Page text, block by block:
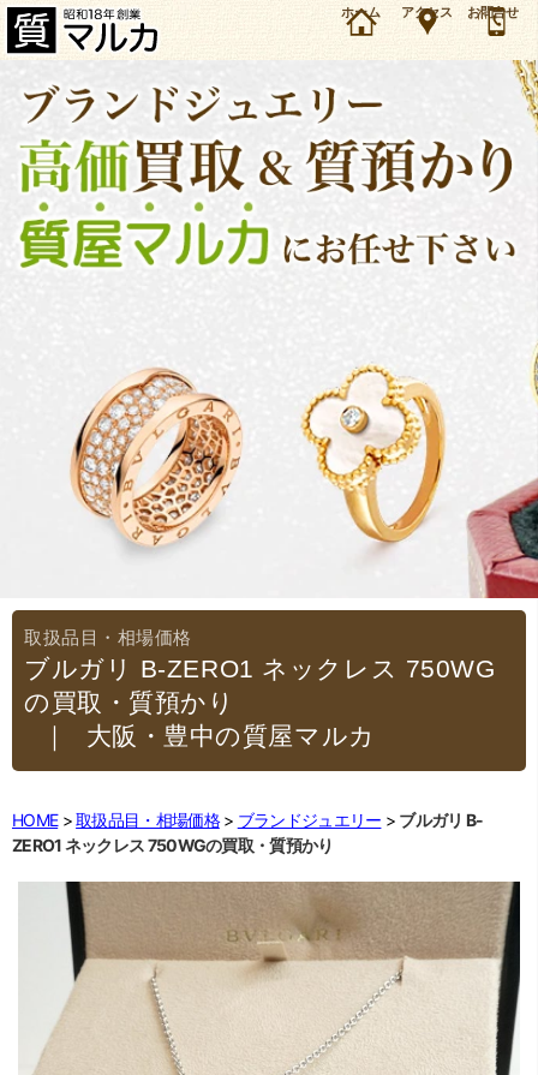
大阪・吹田市のお客様よりブルガリ B-ZERO1 ネックレス 750WGを8万円で買取・質預かりし
ました。ブルガリ ジュエリーの買取＆質預かり・質入れは大阪・豊中の質屋マルカにお任せ下
さい。（2020年12月時点の価格です）
ホーム アクセス お問合せ
ブルガリ B-ZERO1 ネックレス 750WG
の買取・質預かり
｜大阪・豊中の質屋マルカ
HOME 取扱品目・相場価格 ブランドジュエリー
ブルガリ B-
ZERO1 ネックレス 750WGの買取・質預かり